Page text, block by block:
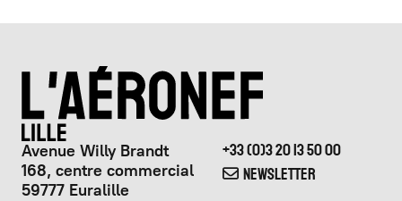
Avenue Willy Brandt
168, centre commercial
59777 Euralille
+33 (0)3 20 13 50 00
NEWSLETTER